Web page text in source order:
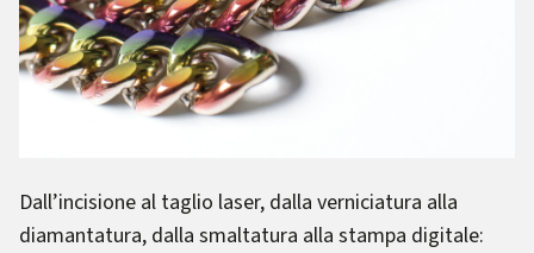
Dall’incisione al taglio laser, dalla verniciatura alla
diamantatura, dalla smaltatura alla stampa digitale: